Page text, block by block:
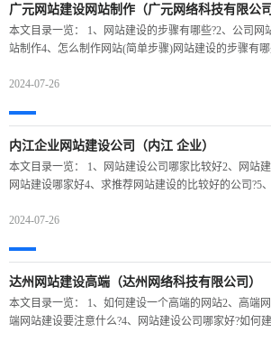
广元网站建设网站制作（广元网络科技有限公司
本文目录一览： 1、网站建设的步骤有哪些?2、公司网
站制作4、怎么制作网站(简单步骤)网站建设的步骤有
2024-07-26
内江企业网站建设公司（内江 企业）
本文目录一览： 1、网站建设公司哪家比较好2、网站
网站建设哪家好4、求推荐网站建设的比较好的公司?5
2024-07-26
达州网站建设高端（达州网络科技有限公司）
本文目录一览： 1、如何建设一个高端的网站2、高端
端网站建设要注意什么?4、网站建设公司哪家好?如何